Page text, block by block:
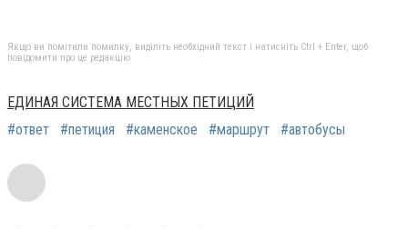
Якщо ви помітили помилку, виділіть необхідний текст і натисніть Ctrl + Enter, щоб
повідомити про це редакцію
ЕДИНАЯ СИСТЕМА МЕСТНЫХ ПЕТИЦИЙ
#ответ
#петиция #каменское #маршрут #автобусы